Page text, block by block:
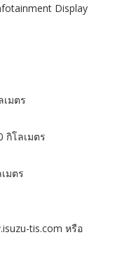
Display
เมตร
กิโลเมตร
มตร
tis.com หรือ